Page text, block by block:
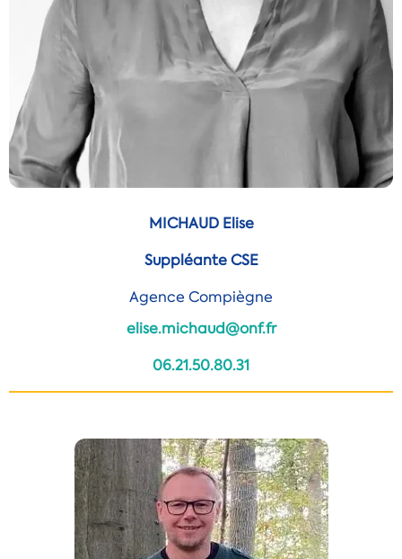
MICHAUD Elise
Suppléante CSE
Agence Compiègne
elise.michaud@onf.fr
06.21.50.80.31